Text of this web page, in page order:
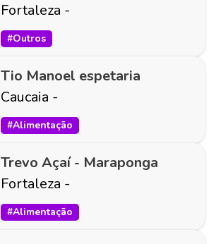
Fortaleza -
#Outros
Tio Manoel espetaria
Caucaia -
#Alimentação
Trevo Açaí - Maraponga
Fortaleza -
#Alimentação